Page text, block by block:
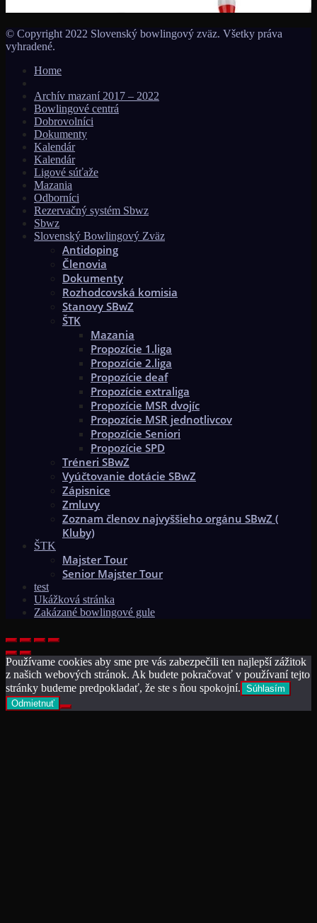
© Copyright 2022 Slovenský bowlingový zväz. Všetky práva
vyhradené.
Home
Archív mazaní 2017 – 2022
Bowlingové centrá
Dobrovolníci
Dokumenty
Kalendár
Kalendár
Ligové súťaže
Mazania
Odborníci
Rezervačný systém Sbwz
Sbwz
Slovenský Bowlingový Zväz
Antidoping
Členovia
Dokumenty
Rozhodcovská komisia
Stanovy SBwZ
ŠTK
Mazania
Propozície 1.liga
Propozície 2.liga
Propozície deaf
Propozície extraliga
Propozície MSR dvojíc
Propozície MSR jednotlivcov
Propozície Seniori
Propozície SPD
Tréneri SBwZ
Vyúčtovanie dotácie SBwZ
Zápisnice
Zmluvy
Zoznam členov najvyššieho orgánu SBwZ (
Kluby)
ŠTK
Majster Tour
Senior Majster Tour
test
Ukážková stránka
Zakázané bowlingové gule
Používame cookies aby sme pre vás zabezpečili ten najlepší zážitok
z našich webových stránok. Ak budete pokračovať v používaní tejto
stránky budeme predpokladať, že ste s ňou spokojní. Súhlasím
Odmietnuť